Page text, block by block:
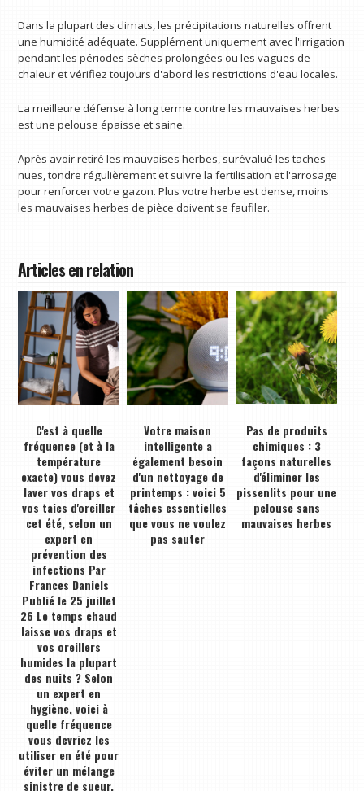
Dans la plupart des climats, les précipitations naturelles offrent
une humidité adéquate. Supplément uniquement avec l'irrigation
pendant les périodes sèches prolongées ou les vagues de
chaleur et vérifiez toujours d'abord les restrictions d'eau locales.
La meilleure défense à long terme contre les mauvaises herbes
est une pelouse épaisse et saine.
Après avoir retiré les mauvaises herbes, surévalué les taches
nues, tondre régulièrement et suivre la fertilisation et l'arrosage
pour renforcer votre gazon. Plus votre herbe est dense, moins
les mauvaises herbes de pièce doivent se faufiler.
Articles en relation
C'est à quelle
fréquence (et à la
température
exacte) vous devez
laver vos draps et
vos taies d'oreiller
cet été, selon un
expert en
prévention des
infections Par
Frances Daniels
Publié le 25 juillet
26 Le temps chaud
laisse vos draps et
vos oreillers
humides la plupart
des nuits ? Selon
un expert en
hygiène, voici à
quelle fréquence
vous devriez les
utiliser en été pour
éviter un mélange
sinistre de sueur,
Votre maison
intelligente a
également besoin
d'un nettoyage de
printemps : voici 5
tâches essentielles
que vous ne voulez
pas sauter
Pas de produits
chimiques : 3
façons naturelles
d'éliminer les
pissenlits pour une
pelouse sans
mauvaises herbes